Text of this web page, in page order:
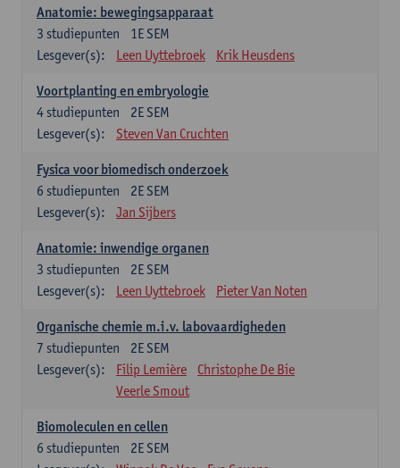
Anatomie: bewegingsapparaat
1E SEM
3 studiepunten
Lesgever(s):
Leen Uyttebroek Krik Heusdens
Voortplanting en embryologie
2E SEM
4studiepunten
Lesgever(s):
Steven Van Cruchten
Fysica voor biomedisch onderzoek
2E SEM
6 studiepunten
Lesgever(s):
Jan Sijbers
Anatomie: inwendige organen
2E SEM
3 studiepunten
Lesgever(s):
Leen Uyttebroek Pieter Van Noten
Organische chemie m.i.v. labovaardigheden
2E SEM
7 studiepunten
Lesgever(s):
Filip Lemière
Christophe De Bie
Veerle Smout
Biomoleculen en cellen
2E SEM
6 studiepunten